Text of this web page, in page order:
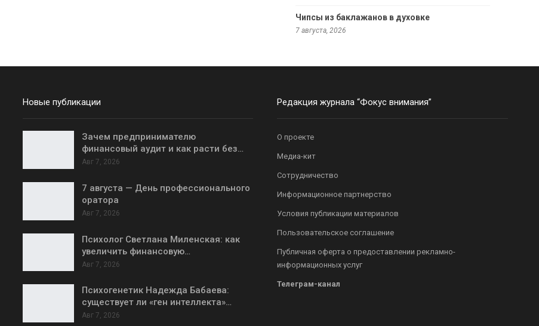
Чипсы из баклажанов в духовке
7 августа, 2026
Новые публикации
Зачем предпринимателю
финансовый аудит и как расти без…
Авг 7, 2026
7 августа — День профессионального
оратора
Авг 7, 2026
Психолог Светлана Миленская: как
увеличить финансовую…
Авг 7, 2026
Психогенетик Надежда Бабаева:
существует ли «ген интеллекта»…
Авг 7, 2026
Редакция журнала “Фокус внимания”
О проекте
Медиа-кит
Сотрудничество
Информационное партнерство
Условия публикации материалов
Пользовательское соглашение
Публичная оферта о предоставлении рекламно-
информационных услуг
Телеграм-канал